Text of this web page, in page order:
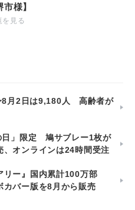
様】
を見る
8月2日は9,180人 高齢者が
日」限定 鳩サブレー1枚が
、オンラインは24時間受注
リー』国内累計100万部
カバー版を8月から販売